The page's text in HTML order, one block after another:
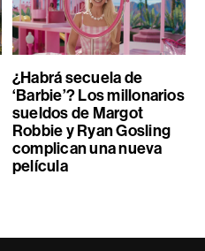
¿Habrá secuela de
‘Barbie’? Los millonarios
sueldos de Margot
Robbie y Ryan Gosling
complican una nueva
película